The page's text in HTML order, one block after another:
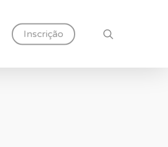
Inscrição